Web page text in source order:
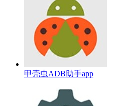
甲壳虫ADB助手app